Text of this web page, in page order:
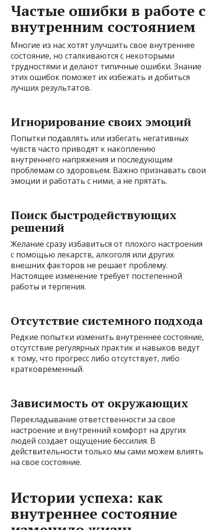
Частые ошибки в работе с
внутренним состоянием
Многие из нас хотят улучшить свое внутреннее
состояние, но сталкиваются с некоторыми
трудностями и делают типичные ошибки. Знание
этих ошибок поможет их избежать и добиться
лучших результатов.
Игнорирование своих эмоций
Попытки подавлять или избегать негативных
чувств часто приводят к накоплению
внутреннего напряжения и последующим
проблемам со здоровьем. Важно признавать свои
эмоции и работать с ними, а не прятать.
Поиск быстродействующих
решений
Желание сразу избавиться от плохого настроения
с помощью лекарств, алкоголя или других
внешних факторов не решает проблему.
Настоящее изменение требует постепенной
работы и терпения.
Отсутствие системного подхода
Редкие попытки изменить внутреннее состояние,
отсутствие регулярных практик и навыков ведут
к тому, что прогресс либо отсутствует, либо
кратковременный.
Зависимость от окружающих
Перекладывание ответственности за свое
настроение и внутренний комфорт на других
людей создает ощущение бессилия. В
действительности только мы сами можем влиять
на свое состояние.
Истории успеха: как
внутреннее состояние